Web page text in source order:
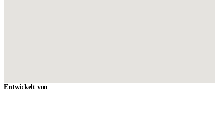
Entwickelt von